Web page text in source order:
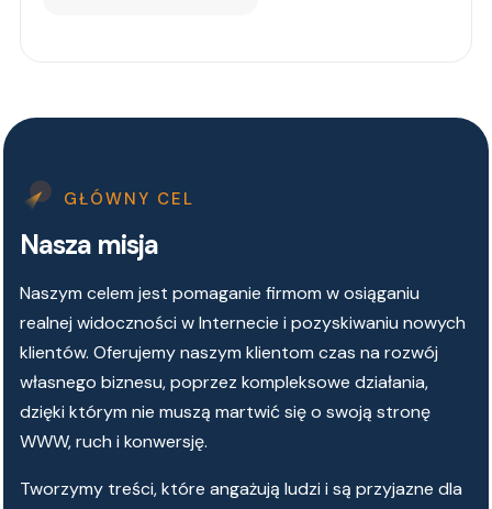
GŁÓWNY CEL
Nasza misja
Naszym celem jest pomaganie firmom w osiąganiu
realnej widoczności w Internecie i pozyskiwaniu nowych
klientów. Oferujemy naszym klientom czas na rozwój
własnego biznesu, poprzez kompleksowe działania,
dzięki którym nie muszą martwić się o swoją stronę
WWW, ruch i konwersję.
Tworzymy treści, które angażują ludzi i są przyjazne dla